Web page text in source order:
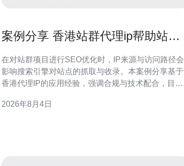
案例分享 香港站群代理ip帮助站群
在对站群项目进行SEO优化时，IP来源与访问路径会
影响搜索引擎对站点的抓取与收录。本案例分享基于
香港代理IP的应用经验，强调合规与技术配合，目的
与挑战 某站群项目面临收录缓慢与地域分布偏差问
2026年8月4日